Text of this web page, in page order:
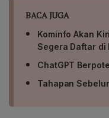
BACA JUGA
Kominfo Akan
Segera Daftar di
ChatGPT
Tahapan